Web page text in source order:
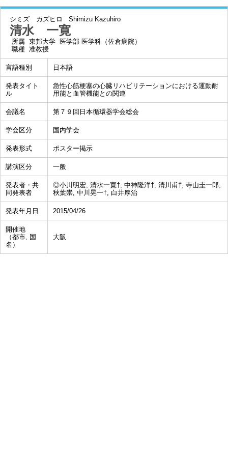
シミズ カズヒロ Shimizu Kazuhiro
清水 一寛
所属 東邦大学 医学部 医学科（佐倉病院）
職種 准教授
言語種別 日本語
発表タイト
ル
急性心筋梗塞の心臓リハビリテーションにおける運動耐
用能と血管機能との関連
会議名 第７９回日本循環器学会総会
学会区分 国内学会
発表形式 ポスター掲示
講演区分 一般
発表者・共
同発表者
◎小川明宏, 清水一寛†, 中神隆洋†, 清川甫†, 寺山圭一郎,
秋葉崇, 中川晃一†, 白井厚治
発表年月日 2015/04/26
開催地
（都市, 国
名）
大阪